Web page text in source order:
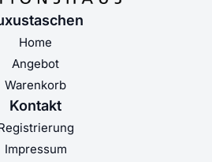
Home
Angebot
Warenkorb
Kontakt
Impressum